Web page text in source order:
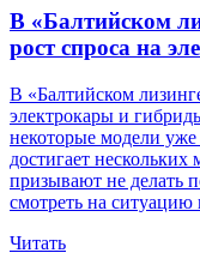
В «Балтийском
рост спроса на
В «Балтийском
электрокары и
некоторые модели
достигает
призывают не делать
смотреть на ситуацию
Читать